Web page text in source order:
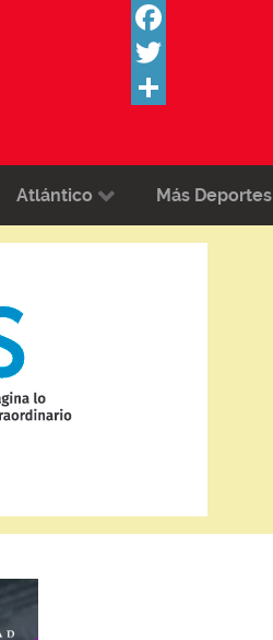
Facebook
Twitter
Atlántico Más Deportes